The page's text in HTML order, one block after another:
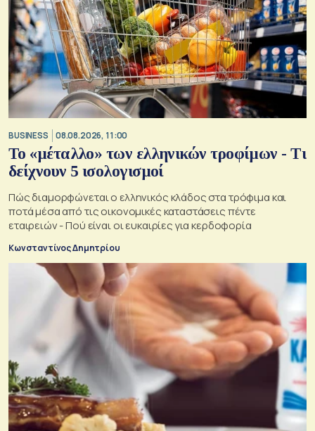
BUSINESS 08.08.2026, 11:00
Το «μέταλλο» των ελληνικών τροφίμων - Τι
δείχνουν 5 ισολογισμοί
Πώς διαμορφώνεται ο ελληνικός κλάδος στα τρόφιμα και
ποτά μέσα από τις οικονομικές καταστάσεις πέντε
εταιρειών - Πού είναι οι ευκαιρίες για κερδοφορία
Κωνσταντίνος Δημητρίου